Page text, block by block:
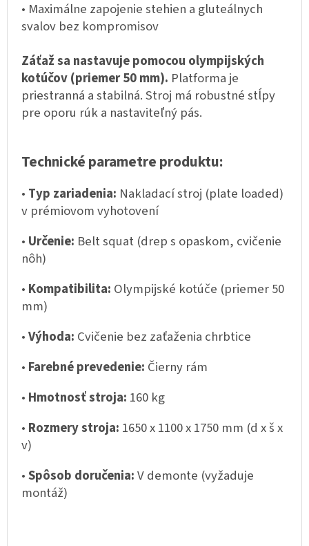
• Maximálne zapojenie stehien a gluteálnych
svalov bez kompromisov
Záťaž sa nastavuje pomocou olympijských
kotúčov (priemer 50 mm). Platforma je
priestranná a stabilná. Stroj má robustné stĺpy
pre oporu rúk a nastaviteľný pás.
Technické parametre produktu:
• Typ zariadenia: Nakladací stroj (plate loaded)
v prémiovom vyhotovení
• Určenie: Belt squat (drep s opaskom, cvičenie
nôh)
• Kompatibilita: Olympijské kotúče (priemer 50
mm)
•Výhoda: Cvičenie bez zaťaženia chrbtice
• Farebné prevedenie: Čierny rám
• Hmotnosť stroja: 160 kg
• Rozmery stroja: 1650 x 1100 x 1750 mm (d x š x
v)
•Spôsob doručenia:V demonte (vyžaduje
montáž)